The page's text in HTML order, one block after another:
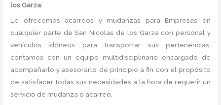
los Garza:
Le ofrecemos acarreos y mudanzas para Empresas en
cualquier parte de San Nicolas de los Garza con personal y
vehículos idóneos para transportar sus pertenencias,
contamos con un equipo multidisciplinario encargado de
acompañarlo y asesorarlo de principio a fin con el propósito
de satisfacer todas sus necesidades a la hora de requerir un
servicio de mudanza o acarreo.